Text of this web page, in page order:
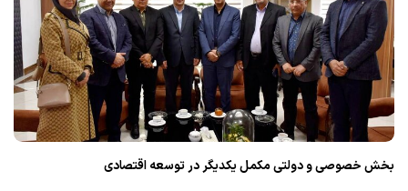
بخش خصوصی و دولتی مکمل یکدیگر در توسعه اقتصادی